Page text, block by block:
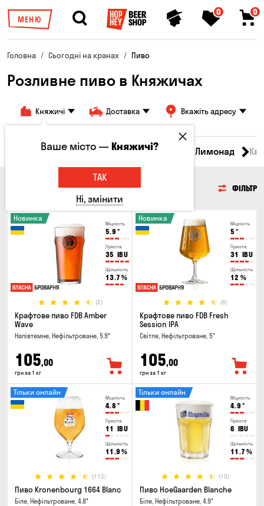
МЕНЮ
0 0
Головна Сьогодні на кранах Пиво
Розливне пиво в Княжичах
Княжичі Доставка Вкажіть адресу
Всі товари Пиво Сидр Лимонад
ФІЛЬТР
Міцність
5.9 °
Гіркота
35 IBU
Щільність
13.7 %
(2)
Новинка
Крафтове пиво FDB Amber
Wave
Напівтемне, Нефільтроване, 5.9°
105,00
грн за 1 кг
Міцність
5 °
Гіркота
31 IBU
Щільність
12 %
(6)
Новинка
Крафтове пиво FDB Fresh
Session IPA
Світле, Нефільтроване, 5°
105,00
грн за 1 кг
Міцність
4.8 °
Гіркота
11 IBU
Щільність
11.9 %
(112)
Тільки онлайн
Пиво Kronenbourg 1664 Blanc
Біле, Нефільтроване, 4.8°
Міцність
4.9 °
Гіркота
6 IBU
Щільність
11.7 %
(10)
Тільки онлайн
Пиво HoeGaarden Blanche
Біле, Нефільтроване, 4.9°
Ваше місто —Княжичі?
ТАК
Ні, змінити